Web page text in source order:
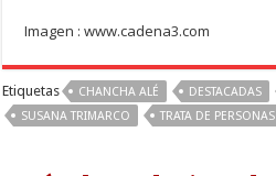
Imagen : www.cadena3.com
Etiquetas CHANCHA ALÉ DESTACADAS
SUSANA TRIMARCO
TRATA DE PERSONAS